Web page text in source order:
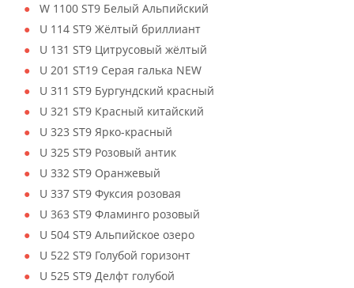
W 1100 ST9 Белый Альпийский
U 114 ST9 Жёлтый бриллиант
U 131 ST9 Цитрусовый жёлтый
U 201 ST19 Серая галька NEW
U 311 ST9 Бургундский красный
U 321 ST9 Красный китайский
U 323 ST9 Ярко-красный
U 325 ST9 Розовый антик
U 332 ST9 Оранжевый
U 337 ST9 Фуксия розовая
U 363 ST9 Фламинго розовый
U 504 ST9 Альпийское озеро
U 522 ST9 Голубой горизонт
U 525 ST9 Делфт голубой